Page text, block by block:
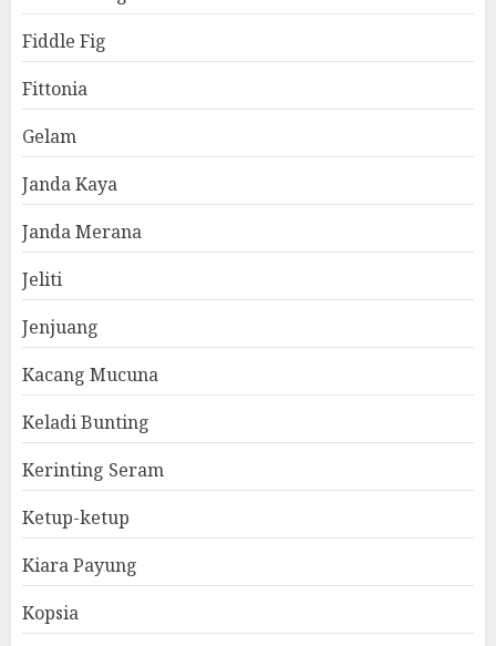
Fiddle Fig
Fittonia
Gelam
Janda Kaya
Janda Merana
Jeliti
Jenjuang
Kacang Mucuna
Keladi Bunting
Kerinting Seram
Ketup-ketup
Kiara Payung
Kopsia